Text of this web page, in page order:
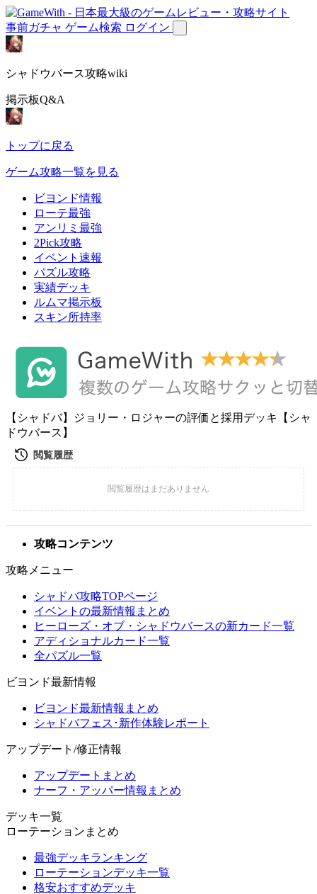
事前ガチャ ゲーム検索 ログイン
シャドウバース攻略wiki
掲示板Q&A
トップに戻る
ゲーム攻略一覧を見る
ビヨンド情報
ローテ最強
アンリミ最強
2Pick攻略
イベント速報
パズル攻略
実績デッキ
ルムマ掲示板
スキン所持率
【シャドバ】ジョリー・ロジャーの評価と採用デッキ【シャ
ドウバース】
攻略コンテンツ
攻略メニュー
シャドバ攻略TOPページ
イベントの最新情報まとめ
ヒーローズ・オブ・シャドウバースの新カード一覧
アディショナルカード一覧
全パズル一覧
ビヨンド最新情報
ビヨンド最新情報まとめ
シャドバフェス･新作体験レポート
アップデート/修正情報
アップデートまとめ
ナーフ・アッパー情報まとめ
デッキ一覧
ローテーションまとめ
最強デッキランキング
ローテーションデッキ一覧
格安おすすめデッキ